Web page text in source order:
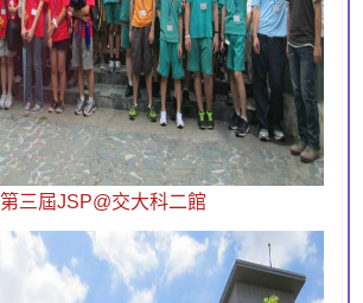
第三屆JSP@交大科二館